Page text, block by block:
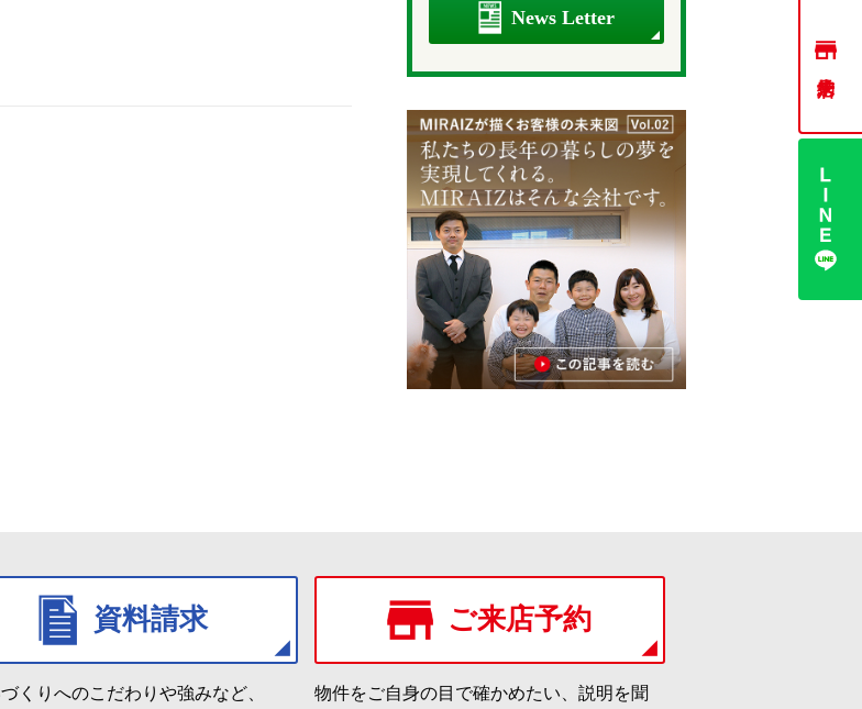
News Letter
資料請求
くりへのこだわりや強みなど、
ご来店予約
物件をご自身の目で確かめたい、説明を聞